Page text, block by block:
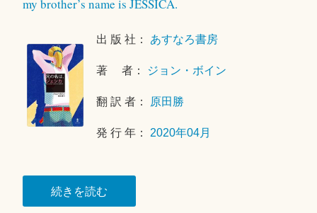
my brother’s name is JESSICA.
出 版 社： あすなろ書房
著 者： ジョン・ボイン
翻 訳 者： 原田勝
発 行 年： 2020年04月
続きを読む“兄